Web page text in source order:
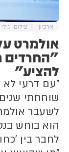
אולמרט
"החרדים
להציע"
"עם דרעי לא
שוחחתי
לשעבר
הוא בוחש
לחבר בין
ארכיון צילום: גילי